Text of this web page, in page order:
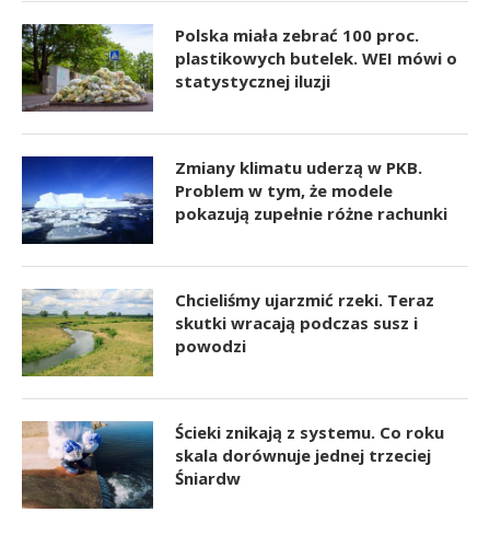
Polska miała zebrać 100 proc.
plastikowych butelek. WEI mówi o
statystycznej iluzji
Zmiany klimatu uderzą w PKB.
Problem w tym, że modele
pokazują zupełnie różne rachunki
Chcieliśmy ujarzmić rzeki. Teraz
skutki wracają podczas susz i
powodzi
Ścieki znikają z systemu. Co roku
skala dorównuje jednej trzeciej
Śniardw